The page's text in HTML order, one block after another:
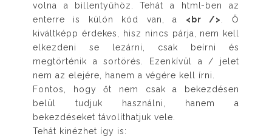
volna a billentyűhöz. Tehát a html-ben az
enterre is külön kód van, a <br />
. Ő
kiváltképp érdekes, hisz nincs párja, nem kell
elkezdeni se lezárni, csak beírni és
megtörténik a sortörés. Ezenkívül a / jelet
nem az elejére, hanem a végére kell írni.
Fontos, hogy őt nem csak a bekezdésen
belül tudjuk használni, hanem a
bekezdéseket távolíthatjuk vele.
Tehát kinézhet így is: